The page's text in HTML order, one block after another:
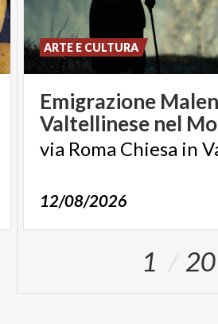
Emigrazione
Valtellinese nel
via Roma Chiesa in
12/08/2026
ARTE E CULTURA
1 20